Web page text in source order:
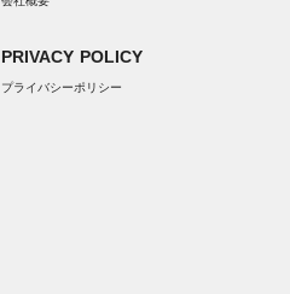
PRIVACY POLICY
プライバシーポリシー